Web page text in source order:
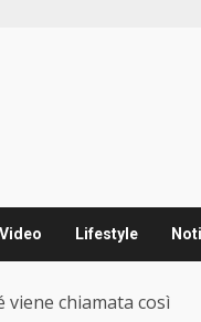
Video Lifestyle
viene chiamata così